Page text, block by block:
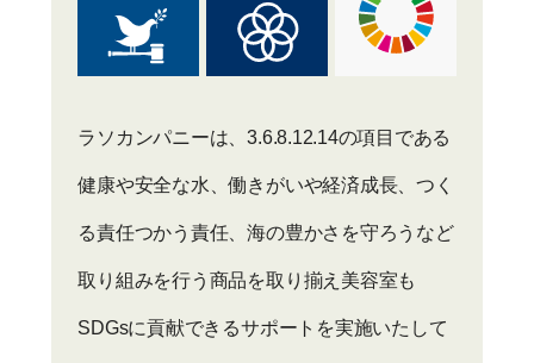
ラソカンパニーは、3.6.8.12.14の項目である
健康や安全な水、働きがいや経済成長、つく
る責任つかう責任、海の豊かさを守ろうなど
取り組みを行う商品を取り揃え美容室も
SDGsに貢献できるサポートを実施いたして